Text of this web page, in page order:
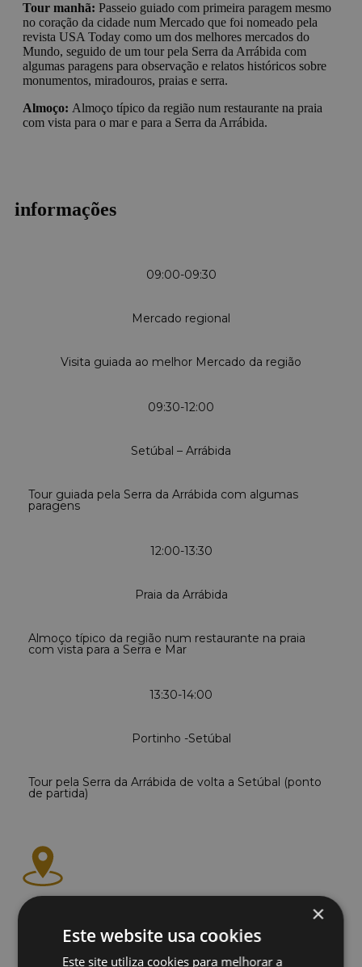
Tour manhã: Passeio guiado com primeira paragem mesmo
no coração da cidade num Mercado que foi nomeado pela
revista USA Today como um dos melhores mercados do
Mundo, seguido de um tour pela Serra da Arrábida com
algumas paragens para observação e relatos históricos sobre
monumentos, miradouros, praias e serra.
Almoço: Almoço típico da região num restaurante na praia
com vista para o mar e para a Serra da Arrábida.
informações
09:00-09:30
Mercado regional
Visita guiada ao melhor Mercado da região
09:30-12:00
Setúbal – Arrábida
Tour guiada pela Serra da Arrábida com algumas
paragens
12:00-13:30
Praia da Arrábida
Almoço típico da região num restaurante na praia
com vista para a Serra e Mar
13:30-14:00
Portinho -Setúbal
Tour pela Serra da Arrábida de volta a Setúbal (ponto
de partida)
×
Este website usa cookies
Este site utiliza cookies para melhorar a